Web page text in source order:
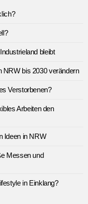
bleibt
NRW bis 2030 verändern
Verstorbenen?
Arbeiten den
Ideen in NRW
Messen und
in Einklang?